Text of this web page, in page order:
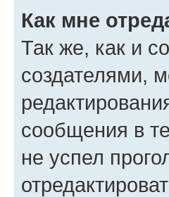
Как мне
Так же, как и
создателями,
сообщения в
не успел